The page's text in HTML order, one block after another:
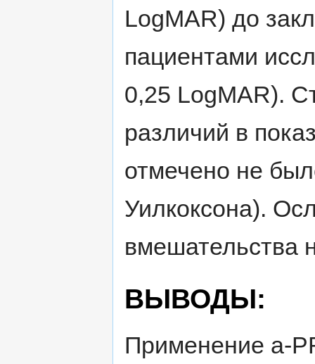
LogMAR) до
пациентами
0,25 LogMAR).
различий в
отмечено не
Уилкоксона).
вмешательства
ВЫВОДЫ:
Применение a-